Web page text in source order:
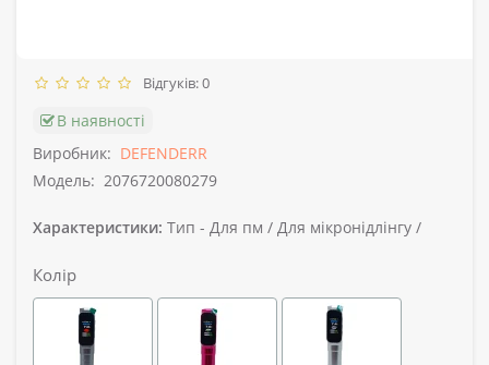
Відгуків: 0
В наявності
Виробник: DEFENDERR
Модель: 2076720080279
Характеристики: Тип - Для пм / Для мікронідлінгу /
Колір